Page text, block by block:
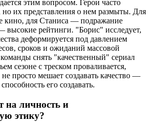
этим вопросом. Герои часто
но их представления о нем размыты. Для
кино, для Станиса — подражание
высокие рейтинги. "Борис" исследует,
деформируется под давлением
сроков и ожиданий массовой
снять "качественный" сериал
сезоне с треском проваливается,
просто мешает создавать качество —
его создавать.
на личность и
этику?